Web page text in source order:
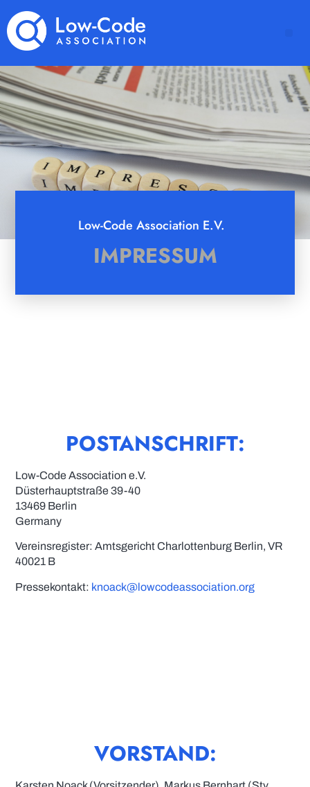
Low-Code Association E.V.
IMPRESSUM
POSTANSCHRIFT:
Low-Code Association e.V.
Düsterhauptstraße 39-40
13469 Berlin
Germany
Vereinsregister: Amtsgericht Charlottenburg Berlin, VR
40021 B
Pressekontakt: knoack@lowcodeassociation.org
VORSTAND: